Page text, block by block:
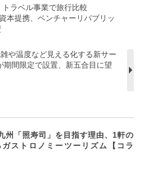
トラベル事業で旅行比較
本提携、ベンチャーリパブリッ
や温度など見える化する新サー
期間限定で設置、新五合目に望
州「照寿司」を目指す理由、1軒の
ストロノミーツーリズム【コラ